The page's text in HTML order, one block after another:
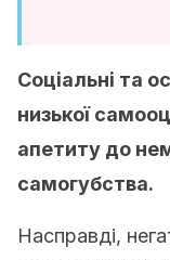
Соціальні та
низької
апетиту до
самогубства.
Насправді,